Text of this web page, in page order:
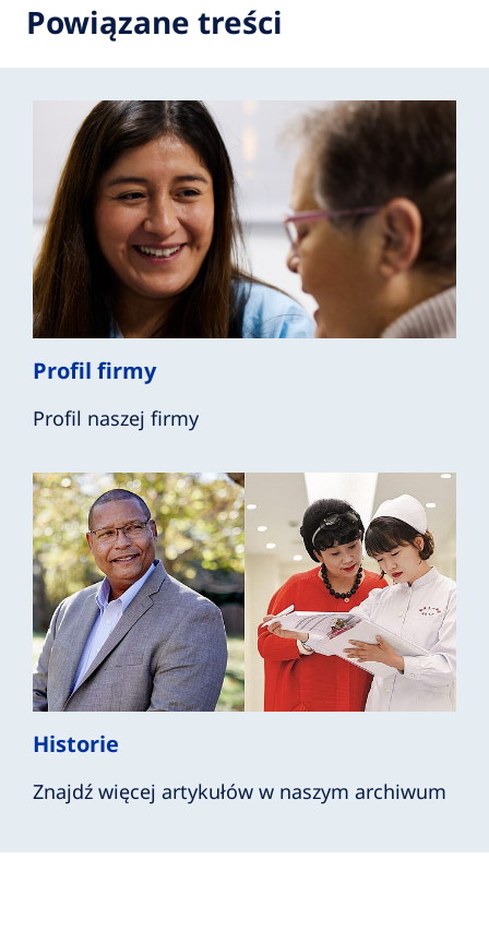
Powiązane treści
Profil firmy
Profil naszej firmy
Historie
Znajdź więcej artykułów w naszym archiwum